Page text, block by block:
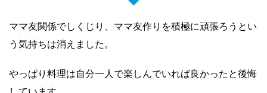
ママ友関係でしくじり、ママ友作りを積極に頑張ろうとい
う気持ちは消えました。
やっぱり料理は自分一人で楽しんでいれば良かったと後悔